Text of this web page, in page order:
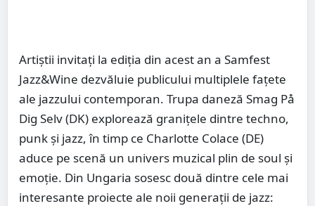
Artiștii invitați la ediția din acest an a Samfest
Jazz&Wine dezvăluie publicului multiplele fațete
ale jazzului contemporan. Trupa daneză Smag På
Dig Selv (DK) explorează granițele dintre techno,
punk și jazz, în timp ce Charlotte Colace (DE)
aduce pe scenă un univers muzical plin de soul și
emoție. Din Ungaria sosesc două dintre cele mai
interesante proiecte ale noii generații de jazz: